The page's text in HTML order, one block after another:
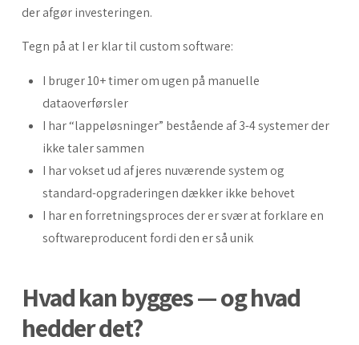
der afgør investeringen.
Tegn på at I er klar til custom software:
I bruger 10+ timer om ugen på manuelle
dataoverførsler
I har “lappeløsninger” bestående af 3-4 systemer der
ikke taler sammen
I har vokset ud af jeres nuværende system og
standard-opgraderingen dækker ikke behovet
I har en forretningsproces der er svær at forklare en
softwareproducent fordi den er så unik
Hvad kan bygges — og hvad
hedder det?